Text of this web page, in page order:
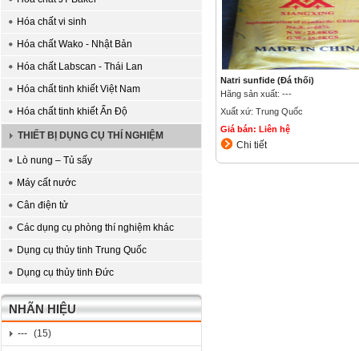
Hóa chất vi sinh
Hóa chất Wako - Nhật Bản
Hóa chất Labscan - Thái Lan
Hóa chất tinh khiết Việt Nam
Hóa chất tinh khiết Ấn Độ
THIẾT BỊ DỤNG CỤ THÍ NGHIỆM
Lò nung – Tủ sấy
Máy cất nước
Cân điện tử
Các dụng cụ phòng thí nghiệm khác
Dụng cụ thủy tinh Trung Quốc
Dụng cụ thủy tinh Đức
NHÃN HIỆU
--- (15)
Natri sunfide (Đá thối)
Hãng sản xuất: ---
Xuất xứ: Trung Quốc
Giá bán: Liên hệ
Chi tiết